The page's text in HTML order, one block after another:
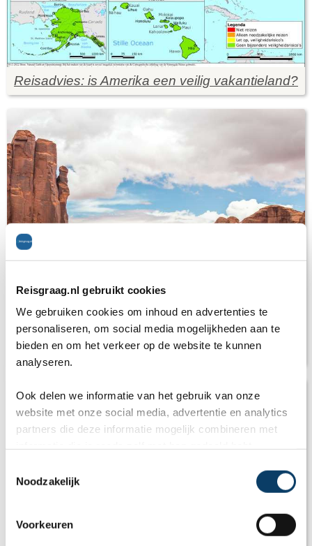
Reisgraag.nl gebruikt cookies
We gebruiken cookies om inhoud en advertenties te
personaliseren, om social media mogelijkheden aan te
bieden en om het verkeer op de website te kunnen
analyseren.
Ook delen we informatie van het gebruik van onze
website met onze social media, advertentie en analytics
partners die deze informatie mogelijk combineren met
Noodzakelijk
Voorkeuren
Reisadvies: is Amerika een veilig vakantieland?
Tips voor het huren van een camper in de
Verenigde Staten